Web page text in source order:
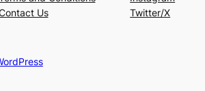
Us
Twitter/X